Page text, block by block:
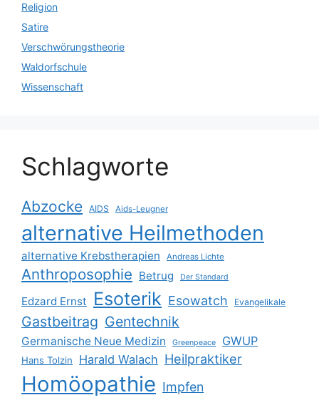
Religion
Satire
Verschwörungstheorie
Waldorfschule
Wissenschaft
Schlagworte
Abzocke AIDS Aids-Leugner
alternative Heilmethoden
alternative Krebstherapien Andreas Lichte
Anthroposophie Betrug Der Standard
Edzard Ernst Esoterik Esowatch Evangelikale
Gastbeitrag Gentechnik
Germanische Neue Medizin Greenpeace GWUP
Hans Tolzin Harald Walach Heilpraktiker
Homöopathie Impfen